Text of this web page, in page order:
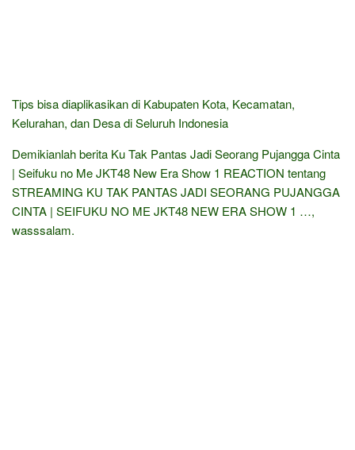
Tips bisa diaplikasikan di Kabupaten Kota, Kecamatan,
Kelurahan, dan Desa di Seluruh Indonesia
Demikianlah berita Ku Tak Pantas Jadi Seorang Pujangga Cinta
| Seifuku no Me JKT48 New Era Show 1 REACTION tentang
STREAMING KU TAK PANTAS JADI SEORANG PUJANGGA
CINTA | SEIFUKU NO ME JKT48 NEW ERA SHOW 1 …,
wasssalam.